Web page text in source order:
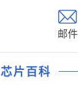
邮件
芯片百科